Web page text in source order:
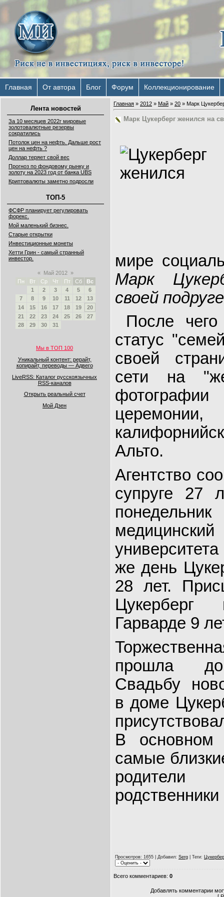
Главная От автора Блог Форум Коллекционирование
Лента новостей
За 10 месяцев 2022г мировые
золотовалютные резервы
сократились
Потолок цен на нефть. Дальше рост
цен на нефть ?
Доллар теряет свой вес
Прогноз по фондовому рынку и
золоту на 2023 год от банка UBS
Криптовалюты заметно подросли
ТОП-5
ФСФР планирует регулировать
форекс.
Мой маленький бизнес.
Старые открытки
Инвестиционные монеты
Хетти Грин - самый странный
инвестор.
« Май 2012 »
Пн
Вт Ср Чт Пт Сб
Вс
1
2 3 4 5
6
7
8 9 10 11 12
13
14
15 16 17 18 19
20
21
22 23 24 25 26
27
28
29 30 31
Мы в ТОП 100
Уникальный контент: рерайт,
копирайт, переводы — Адвего
LiveRSS: Каталог русскоязычных
RSS-каналов
Открыть реальный счет
Мой Дзен
Главная » 2012 » Май » 20 » Марк
Марк Цукерберг женился на
мире
Марк
своей
После чего
статус
своей
сети на
Альто.
Агентство
супруге 27
же день
28 лет.
Цукерберг
Гарварде 9
прошла
Свадьбу
в доме
В основном
самые
Просмотров: 1655 | Добавил: Serg Теги:
Всего комментариев: 0
Добавлять комментарии